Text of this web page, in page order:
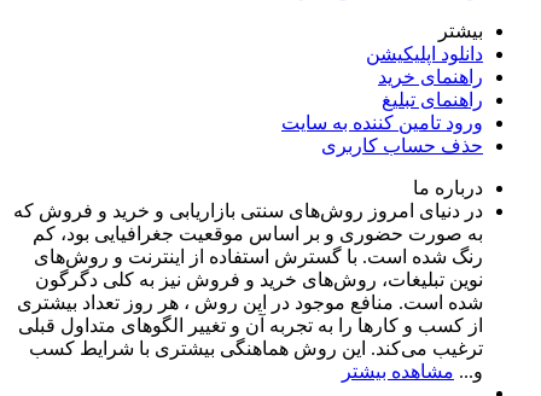
بیشتر
دانلود اپلیکیشن
راهنمای خرید
راهنمای تبلیغ
ورود تامین کننده به سایت
حذف حساب کاربری
درباره ما
در دنیای امروز روش‌های سنتی بازاریابی و خرید و فروش که
به صورت حضوری و بر اساس موقعیت جغرافیایی بود، کم
رنگ شده است. با گسترش استفاده از اینترنت و روش‌های
نوین تبلیغات، روش‌های خرید و فروش نیز به کلی دگرگون
شده است. منافع موجود در این روش ، هر روز تعداد بیشتری
از کسب و کارها را به تجربه‌ آن و تغییر الگوهای متداول قبلی
ترغیب می‌کند. این روش هماهنگی بیشتری با شرایط کسب
و... مشاهده بیشتر